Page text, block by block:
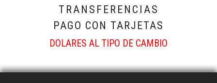
TRANSFERENCIAS
PAGO CON TARJETAS
DOLARES AL TIPO DE CAMBIO